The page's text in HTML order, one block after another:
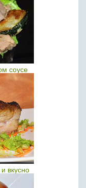
соусе
вкусно